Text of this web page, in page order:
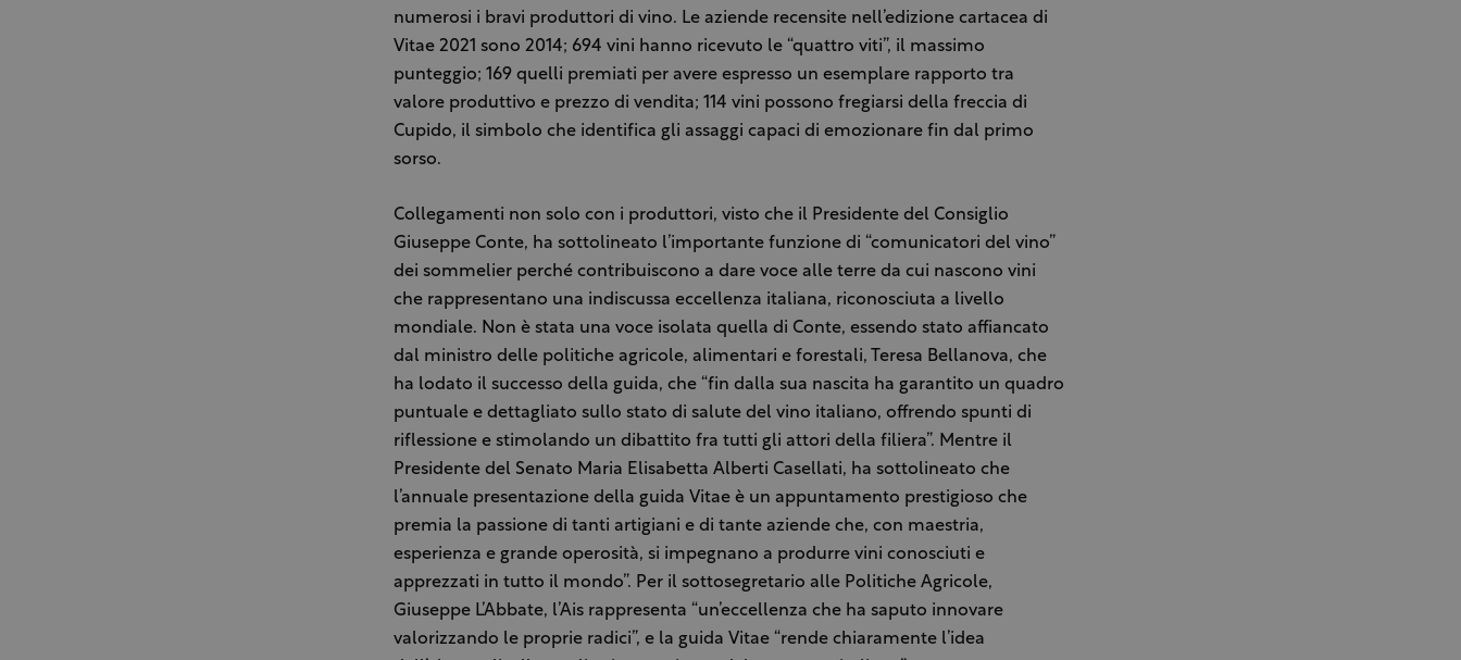
numerosi i bravi produttori di vino. Le aziende recensite nell’edizione cartacea di
Vitae 2021 sono 2014; 694 vini hanno ricevuto le “quattro viti”, il massimo
punteggio; 169 quelli premiati per avere espresso un esemplare rapporto tra
valore produttivo e prezzo di vendita; 114 vini possono fregiarsi della freccia di
Cupido, il simbolo che identifica gli assaggi capaci di emozionare fin dal primo
sorso.
Collegamenti non solo con i produttori, visto che il Presidente del Consiglio
Giuseppe Conte, ha sottolineato l’importante funzione di “comunicatori del vino”
dei sommelier perché contribuiscono a dare voce alle terre da cui nascono vini
che rappresentano una indiscussa eccellenza italiana, riconosciuta a livello
mondiale. Non è stata una voce isolata quella di Conte, essendo stato affiancato
dal ministro delle politiche agricole, alimentari e forestali, Teresa Bellanova, che
ha lodato il successo della guida, che “fin dalla sua nascita ha garantito un quadro
puntuale e dettagliato sullo stato di salute del vino italiano, offrendo spunti di
riflessione e stimolando un dibattito fra tutti gli attori della filiera”. Mentre il
Presidente del Senato Maria Elisabetta Alberti Casellati, ha sottolineato che
l’annuale presentazione della guida Vitae è un appuntamento prestigioso che
premia la passione di tanti artigiani e di tante aziende che, con maestria,
esperienza e grande operosità, si impegnano a produrre vini conosciuti e
apprezzati in tutto il mondo”. Per il sottosegretario alle Politiche Agricole,
Giuseppe L’Abbate, l’Ais rappresenta “un’eccellenza che ha saputo innovare
valorizzando le proprie radici”, e la guida Vitae “rende chiaramente l’idea